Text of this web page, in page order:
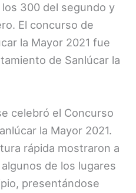
300 del segundo y
El concurso de
la Mayor 2021 fue
de Sanlúcar la
celebró el Concurso
la Mayor 2021.
rápida mostraron a
de los lugares
presentándose